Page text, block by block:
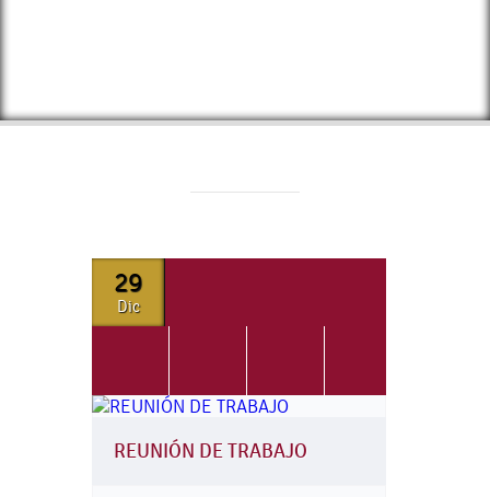
29
Dic
REUNIÓN DE TRABAJO